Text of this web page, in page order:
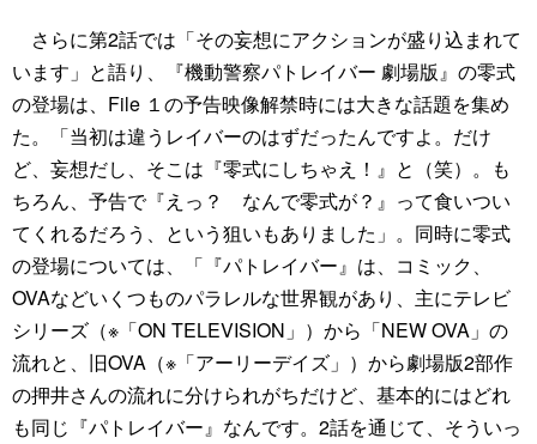
さらに第2話では「その妄想にアクションが盛り込まれて
います」と語り、『機動警察パトレイバー 劇場版』の零式
の登場は、File １の予告映像解禁時には大きな話題を集め
た。「当初は違うレイバーのはずだったんですよ。だけ
ど、妄想だし、そこは『零式にしちゃえ！』と（笑）。も
ちろん、予告で『えっ？ なんで零式が？』って食いつい
てくれるだろう、という狙いもありました」。同時に零式
の登場については、「『パトレイバー』は、コミック、
OVAなどいくつものパラレルな世界観があり、主にテレビ
シリーズ（※「ON TELEVISION」）から「NEW OVA」の
流れと、旧OVA（※「アーリーデイズ」）から劇場版2部作
の押井さんの流れに分けられがちだけど、基本的にはどれ
も同じ『パトレイバー』なんです。2話を通じて、そういっ